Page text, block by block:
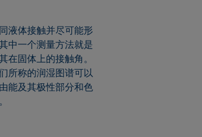
液体接触并尽可能形
中一个测量方法就是
在固体上的接触角。
所称的润湿图谱可以
能及其极性部分和色